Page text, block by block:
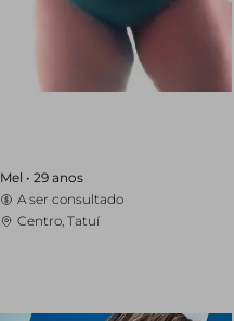
Mel • 29 anos
A ser consultado
Centro, Tatuí